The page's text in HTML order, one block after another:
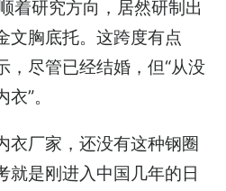
着研究方向，居然研制出
文胸底托。这跨度有点
，尽管已经结婚，但“从没
”。
衣厂家，还没有这种钢圈
就是刚进入中国几年的日